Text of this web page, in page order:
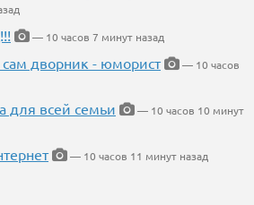
— 10 часов 7 минут назад
сам дворник - юморист
— 10 часов
для всей семьи
— 10 часов 10 минут
— 10 часов 11 минут назад